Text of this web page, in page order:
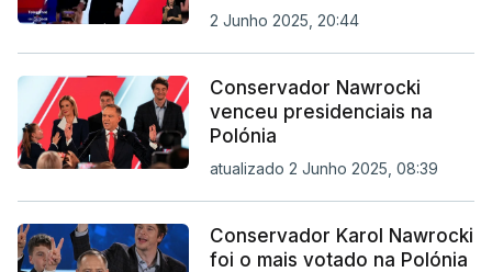
2 Junho 2025, 20:44
Conservador Nawrocki
venceu presidenciais na
Polónia
atualizado 2 Junho 2025, 08:39
Conservador Karol Nawrocki
foi o mais votado na Polónia